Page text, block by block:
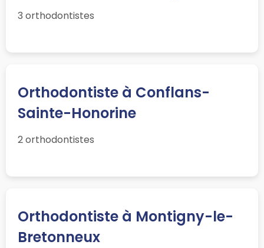
3 orthodontistes
Orthodontiste à Conflans-
Sainte-Honorine
2 orthodontistes
Orthodontiste à Montigny-le-
Bretonneux